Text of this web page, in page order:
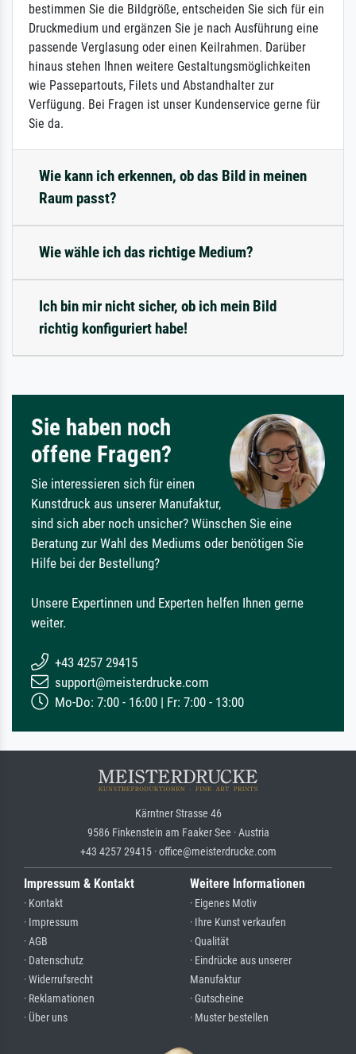
bestimmen Sie die Bildgröße, entscheiden Sie sich für ein
Druckmedium und ergänzen Sie je nach Ausführung eine
passende Verglasung oder einen Keilrahmen. Darüber
hinaus stehen Ihnen weitere Gestaltungsmöglichkeiten
wie Passepartouts, Filets und Abstandhalter zur
Verfügung. Bei Fragen ist unser Kundenservice gerne für
Sie da.
Wie kann ich erkennen, ob das Bild in meinen
Raum passt?
Wie wähle ich das richtige Medium?
Ich bin mir nicht sicher, ob ich mein Bild
richtig konfiguriert habe!
Sie haben noch
offene Fragen?
Sie interessieren sich für einen
Kunstdruck aus unserer Manufaktur,
sind sich aber noch unsicher? Wünschen Sie eine
Beratung zur Wahl des Mediums oder benötigen Sie
Hilfe bei der Bestellung?
Unsere Expertinnen und Experten helfen Ihnen gerne
weiter.
+43 4257 29415
support@meisterdrucke.com
Mo-Do: 7:00 - 16:00 | Fr: 7:00 - 13:00
Kärntner Strasse 46
9586 Finkenstein am Faaker See · Austria
+43 4257 29415 · office@meisterdrucke.com
Impressum & Kontakt
· Kontakt
· Impressum
· AGB
· Datenschutz
· Widerrufsrecht
· Reklamationen
· Über uns
Weitere Informationen
· Eigenes Motiv
· Ihre Kunst verkaufen
· Qualität
· Eindrücke aus unserer
Manufaktur
· Gutscheine
· Muster bestellen